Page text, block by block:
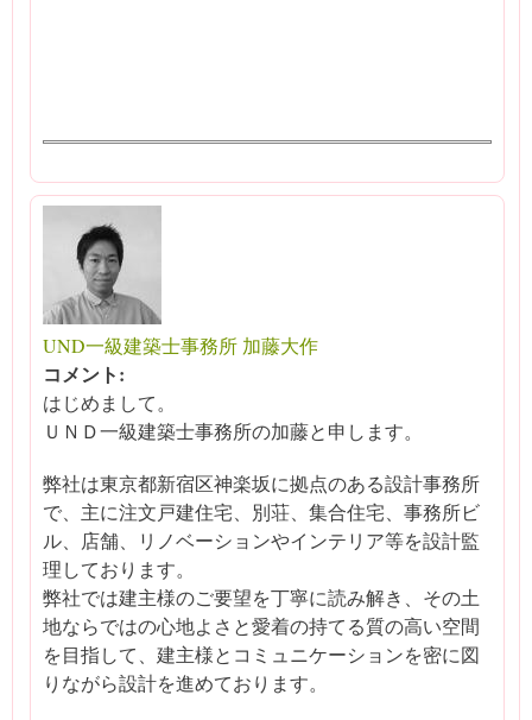
UND一級建築士事務所 加藤大作
コメント:
はじめまして。
ＵＮＤ一級建築士事務所の加藤と申します。
弊社は東京都新宿区神楽坂に拠点のある設計事務所
で、主に注文戸建住宅、別荘、集合住宅、事務所ビ
ル、店舗、リノベーションやインテリア等を設計監
理しております。
弊社では建主様のご要望を丁寧に読み解き、その土
地ならではの心地よさと愛着の持てる質の高い空間
を目指して、建主様とコミュニケーションを密に図
りながら設計を進めております。